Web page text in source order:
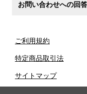
お問い合わせへの回
ご利用規約
特定商品取引法
サイトマップ